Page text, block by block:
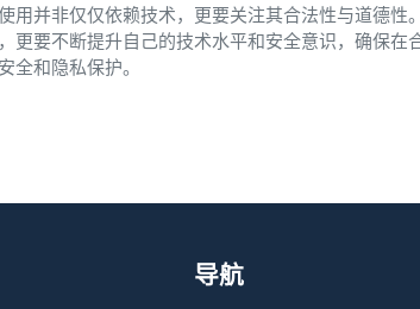
用并非仅仅依赖技术，更要关注其合法性与道德性
更要不断提升自己的技术水平和安全意识，确保在
全和隐私保护。
导航